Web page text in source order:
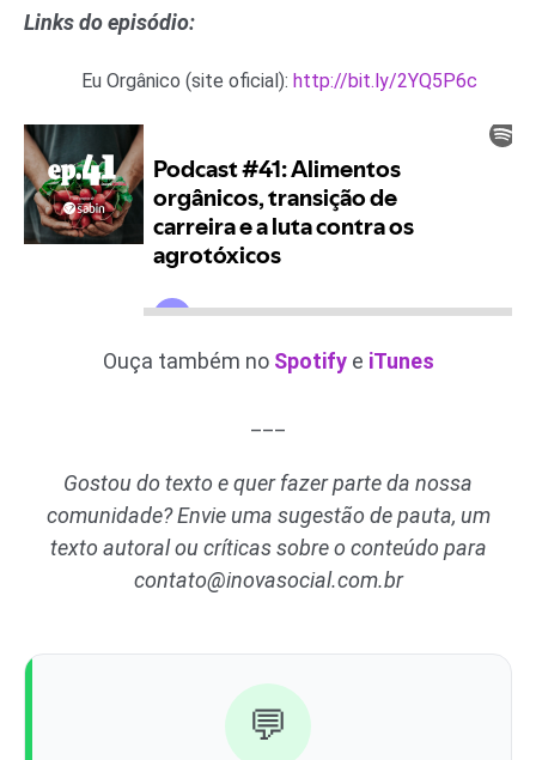
Links do episódio:
Eu Orgânico (site oficial): http://bit.ly/2YQ5P6c
Ouça também no Spotify e iTunes
Gostou do texto e quer fazer parte da nossa
comunidade? Envie uma sugestão de pauta, um
texto autoral ou críticas sobre o conteúdo para
contato@inovasocial.com.br
💬